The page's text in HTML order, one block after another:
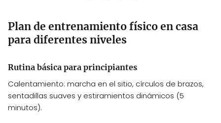
Plan de entrenamiento físico en casa
para diferentes niveles
Rutina básica para principiantes
Calentamiento: marcha en el sitio, círculos de brazos,
sentadillas suaves y estiramientos dinámicos (5
minutos).